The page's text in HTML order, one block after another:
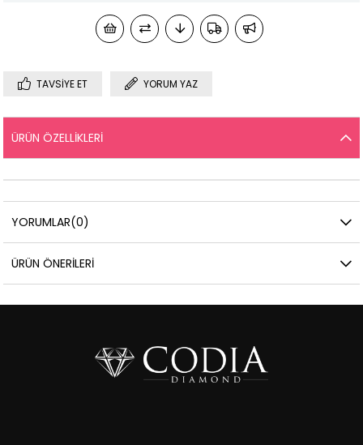
TAVSIYE ET YORUM YAZ
ÜRÜN ÖZELLIKLERI
YORUMLAR(0)
ÜRÜN ÖNERILERI